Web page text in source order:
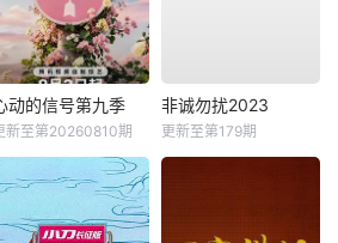
动的信号第九季
新至第20260810期
非诚勿扰2023
更新至第179期